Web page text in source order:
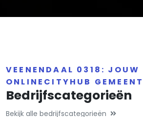
VEENENDAAL 0318: JOUW
ONLINECITYHUB
Bedrijfscategorieën
Bekijk alle bedrijfscategorieën